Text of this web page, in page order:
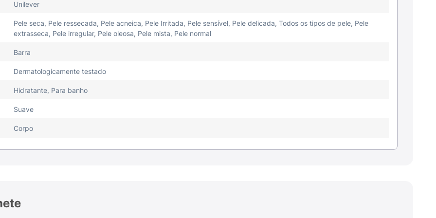
agressivos à pele.
suaves, evitando a área dos olhos;
Unilever
Pele seca, Pele ressecada, Pele acneica, Pele Irritada, Pele sensível, Pele delicada, Todos os tipos de pele, Pele
extrasseca, Pele irregular, Pele oleosa, Pele mista, Pele normal
Barra
Dermatologicamente testado
Hidratante, Para banho
Suave
Corpo